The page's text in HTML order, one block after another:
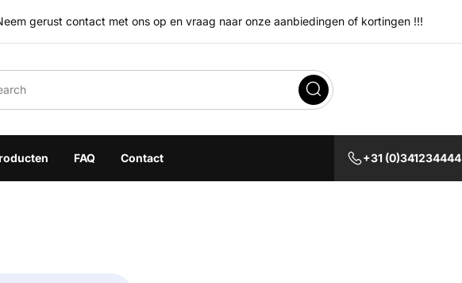
gerust contact met ons op en vraag naar onze aanbiedingen of kortingen !!!
FAQ Contact +31 (0)341234444